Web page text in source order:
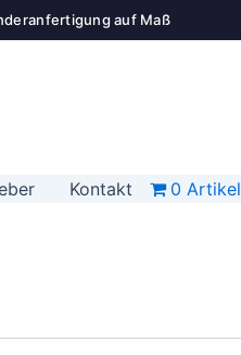
auf Maß
Kontakt 0 Artikel